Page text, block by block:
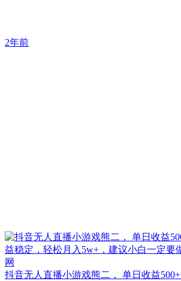
2年前
抖音无人直播小游戏熊二， 单日收益